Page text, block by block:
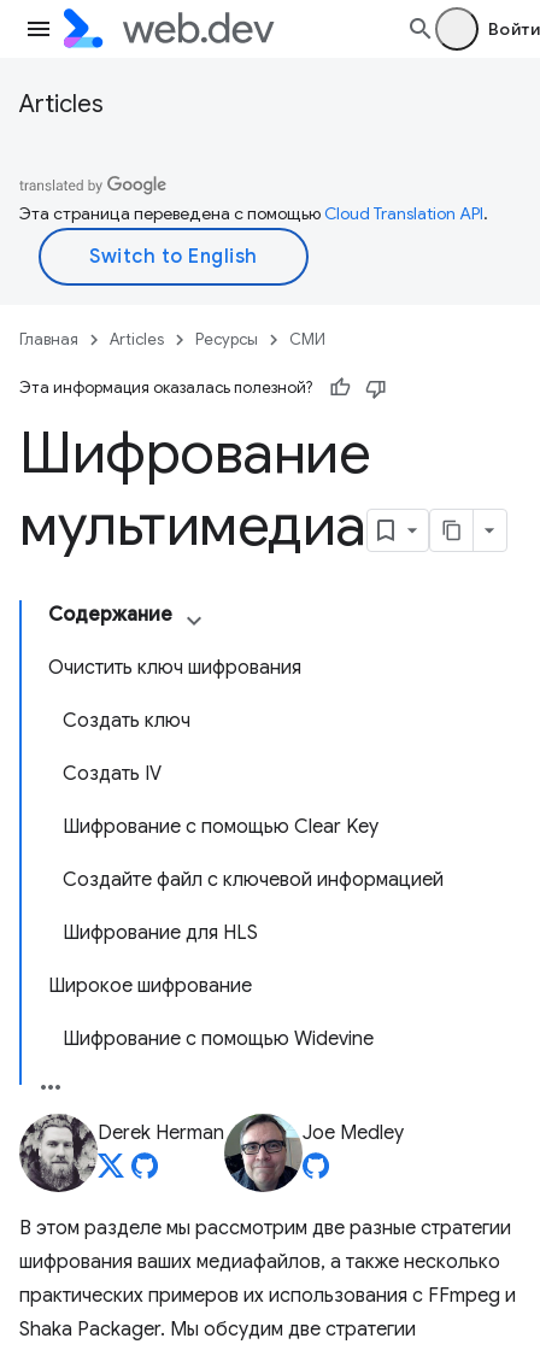
Войти
Articles
Эта страница переведена с помощьюCloud Translation API.
Главная Articles Ресурсы СМИ
Эта информация оказалась полезной?
Шифрование
мультимедиа
Содержание
Очистить ключ шифрования
Создать ключ
Создать IV
Шифрование с помощью Clear Key
Создайте файл с ключевой информацией
Шифрование для HLS
Широкое шифрование
Шифрование с помощью Widevine
Derek Herman Joe Medley
В этом разделе мы рассмотрим две разные стратегии
шифрования ваших медиафайлов, а также несколько
практических примеров их использования с FFmpeg и
Shaka Packager. Мы обсудим две стратегии